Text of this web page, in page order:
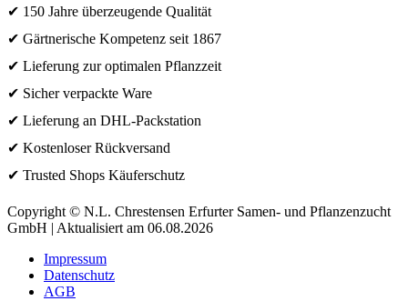
✔ 150 Jahre überzeugende Qualität
✔ Gärtnerische Kompetenz seit 1867
✔ Lieferung zur optimalen Pflanzzeit
✔ Sicher verpackte Ware
✔ Lieferung an DHL-Packstation
✔ Kostenloser Rückversand
✔ Trusted Shops Käuferschutz
Copyright © N.L. Chrestensen Erfurter Samen- und Pflanzenzucht
GmbH | Aktualisiert am 06.08.2026
Impressum
Datenschutz
AGB